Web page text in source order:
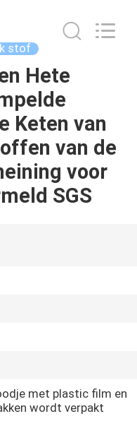
stof
Hete
Keten van
van de
voor
SGS
met plastic film en
wordt verpakt